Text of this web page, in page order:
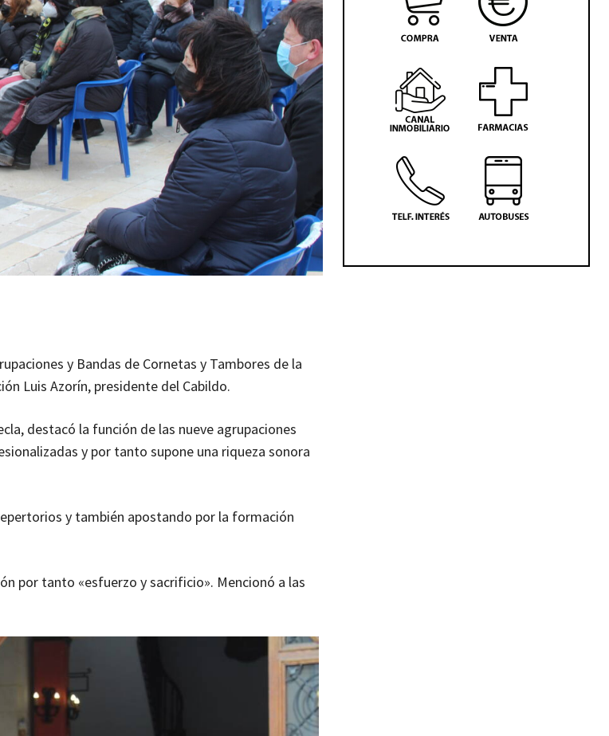
y Bandas de Cornetas y Tambores de la
Luis Azorín, presidente del Cabildo.
destacó la función de las nueve agrupaciones
y por tanto supone una riqueza sonora
y también apostando por la formación
por tanto «esfuerzo y sacrificio». Mencionó a las